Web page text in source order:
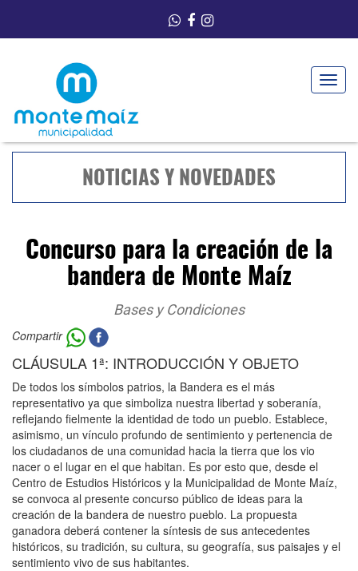
Toggle
NOTICIAS Y NOVEDADES
Concurso para la creación de la
bandera de Monte Maíz
Bases y Condiciones
Compartir
CLÁUSULA 1ª: INTRODUCCIÓN Y OBJETO
De todos los símbolos patrios, la Bandera es el más
representativo ya que simboliza nuestra libertad y soberanía,
reflejando fielmente la identidad de todo un pueblo. Establece,
asimismo, un vínculo profundo de sentimiento y pertenencia de
los ciudadanos de una comunidad hacia la tierra que los vio
nacer o el lugar en el que habitan. Es por esto que, desde el
Centro de Estudios Históricos y la Municipalidad de Monte Maíz,
se convoca al presente concurso público de ideas para la
creación de la bandera de nuestro pueblo. La propuesta
ganadora deberá contener la síntesis de sus antecedentes
históricos, su tradición, su cultura, su geografía, sus paisajes y el
sentimiento vivo de sus habitantes.